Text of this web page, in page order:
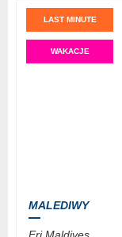
LAST MINUTE
WAKACJE
MALEDIWY